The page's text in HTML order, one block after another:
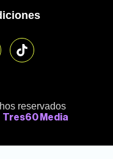
reservados
Tres60 Media